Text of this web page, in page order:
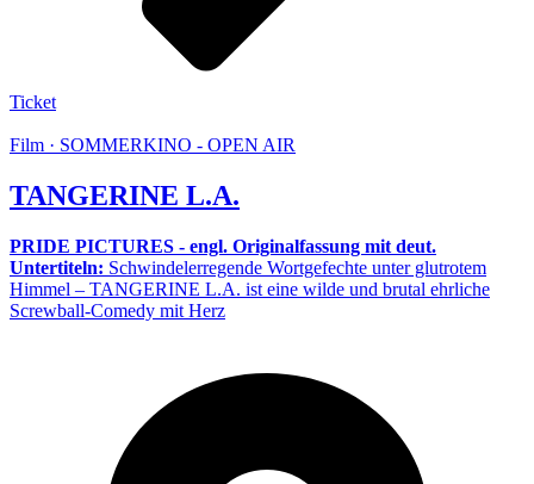
Ticket
Film · SOMMERKINO - OPEN AIR
TANGERINE L.A.
PRIDE PICTURES - engl. Originalfassung mit deut.
Untertiteln: Schwindelerregende Wortgefechte unter glutrotem
Himmel – TANGERINE L.A. ist eine wilde und brutal ehrliche
Screwball-Comedy mit Herz